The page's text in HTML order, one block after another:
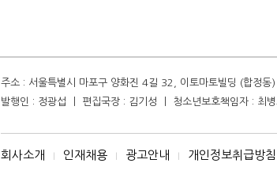
주소 : 서울특별시 마포구 양화진 4길 32, 이토마토빌딩 (합정
발행인 : 정광섭 ㅣ 편집국장 : 김기성 ㅣ 청소년보호책임자 :
회사소개 I 인재채용 I 광고안내 I 개인정보취급방침